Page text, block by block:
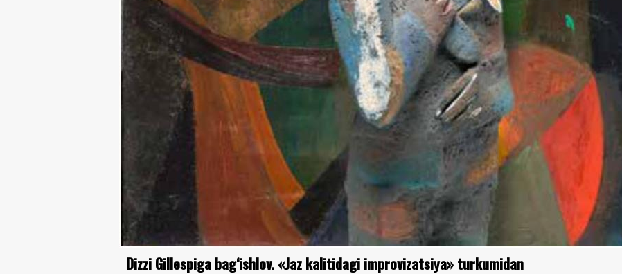
Dizzi Gillespiga bag‘ishlov. «Jaz kalitidagi improvizatsiya» turkumidan